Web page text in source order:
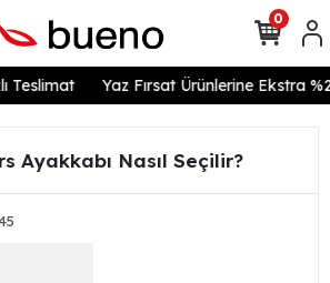
Teslimat Yaz Fırsat Ürünlerine Ekstra
0
Ayakkabı Nasıl Seçilir?